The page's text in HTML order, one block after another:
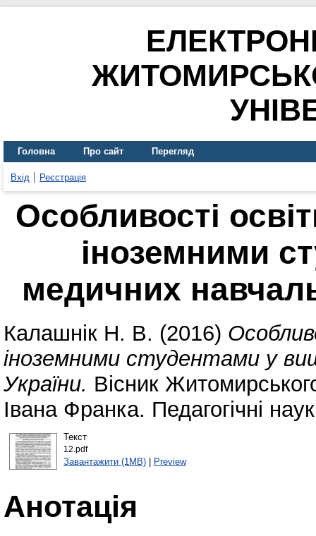
Головна Про сайт Перегляд
Вхід Реєстрація
Особливості
іноземними
медичних
Калашнік Н. В. (2016)
іноземними студентами у
України. Вісник
Івана Франка. Педагогічні
Текст
12.pdf
Завантажити (1MB)| Preview
Анотація